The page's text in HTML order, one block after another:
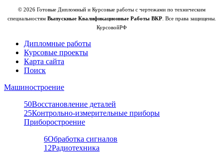
© 2026 Готовые Дипломный и Курсовые работы с чертежами по техническим
специальностям Выпускные Квалификационные Работы ВКР. Все права защищены.
КурсовойРФ
Дипломные работы
Курсовые проекты
Карта сайта
Поиск
Машиностроение
50Восстановление деталей
25Контрольно-измерительные приборы
Приборостроение
6Обработка сигналов
12Радиотехника